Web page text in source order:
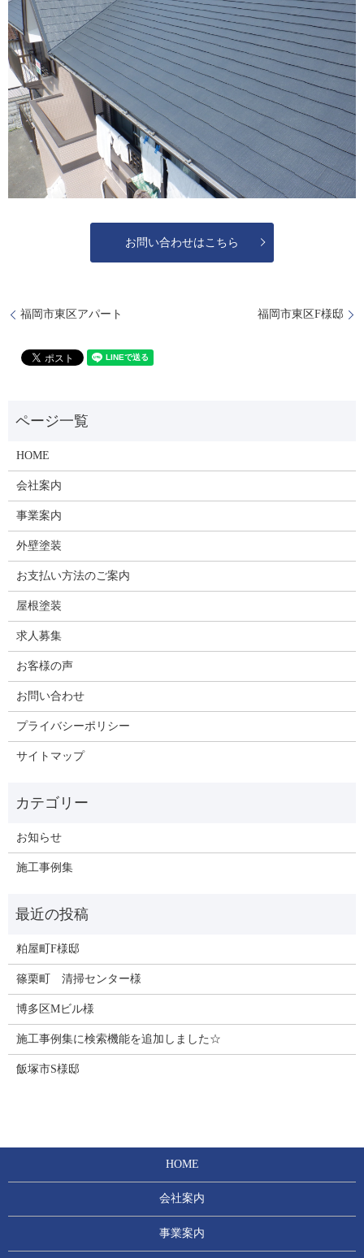
お問い合わせはこちら
福岡市東区アパート 福岡市東区F様邸
HOME
会社案内
事業案内
外壁塗装
お支払い方法のご案内
屋根塗装
求人募集
お客様の声
お問い合わせ
プライバシーポリシー
サイトマップ
お知らせ
施工事例集
粕屋町F様邸
篠栗町 清掃センター様
博多区Mビル様
施工事例集に検索機能を追加しました☆
飯塚市S様邸
HOME
会社案内
事業案内